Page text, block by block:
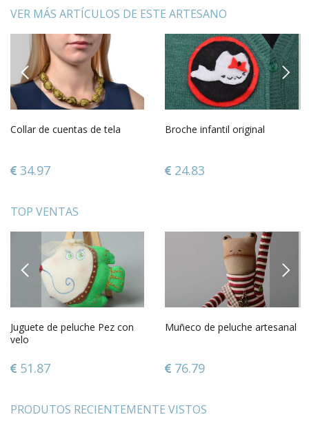
VER MÁS ARTÍCULOS DE ESTE ARTESANO
PREVIOUS
Collar de cuentas de tela
34.97
Broche infantil original
24.83
NEXT
TOP VENTAS
PREVIOUS
Juguete de peluche Pez con
velo
51.87
Muñeco de peluche artesanal
76.79
NEXT
PRODUTOS RECIENTEMENTE VISTOS